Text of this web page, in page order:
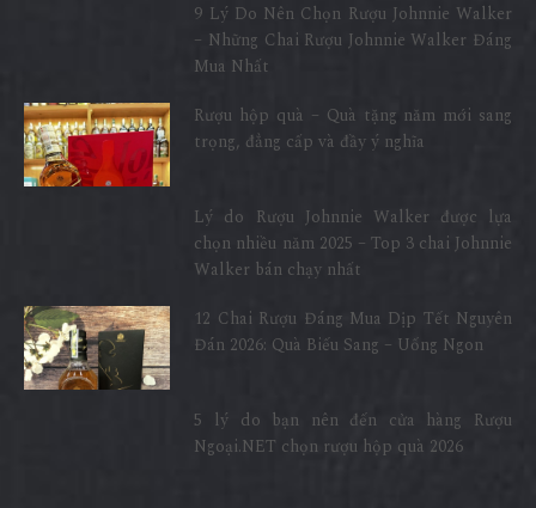
9 Lý Do Nên Chọn Rượu Johnnie Walker
– Những Chai Rượu Johnnie Walker Đáng
Mua Nhất
Rượu hộp quà – Quà tặng năm mới sang
trọng, đẳng cấp và đầy ý nghĩa
Lý do Rượu Johnnie Walker được lựa
chọn nhiều năm 2025 – Top 3 chai Johnnie
Walker bán chạy nhất
12 Chai Rượu Đáng Mua Dịp Tết Nguyên
Đán 2026: Quà Biếu Sang – Uống Ngon
5 lý do bạn nên đến cửa hàng Rượu
Ngoại.NET chọn rượu hộp quà 2026